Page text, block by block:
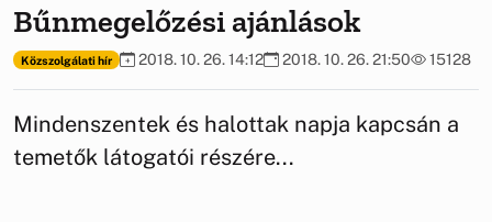
Bűnmegelőzési ajánlások
Közszolgálati hír 2018. 10. 26. 14:12 2018. 10. 26. 21:50 15128
Mindenszentek és halottak napja kapcsán a
temetők látogatói részére...